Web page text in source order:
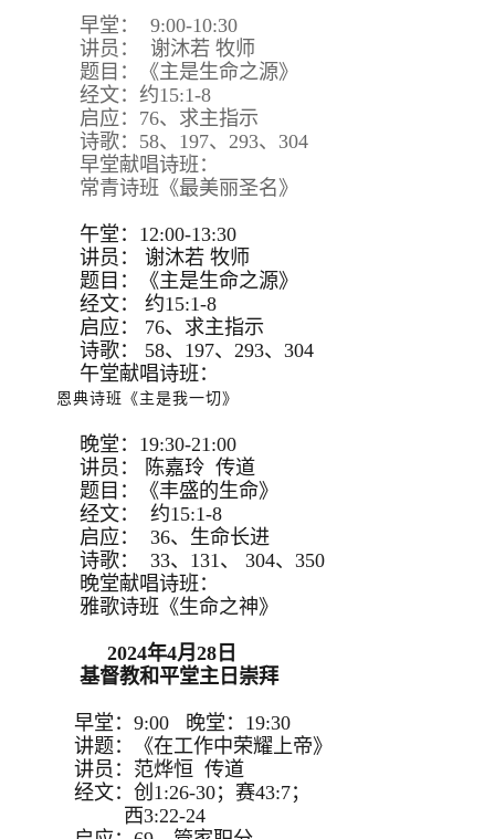
早堂： 9:00-10:30
讲员： 谢沐若 牧师
题目：《主是生命之源》
经文：约15:1-8
启应：76、求主指示
诗歌：58、197、293、304
早堂献唱诗班：
常青诗班《最美丽圣名》
午堂：12:00-13:30
讲员：
谢沐若 牧师
题目：
《主是生命之源》
经文：
约15:1-8
启应：
76、求主指示
诗歌：
58、197、293、 304
午堂献唱诗班：
恩典诗班《主是我一切》
晚堂：19:30-21:00
讲员： 陈嘉玲 传道
题目：《丰盛的生命》
经文： 约15:1-8
启应： 36、生命长进
诗歌： 33、131、 304、350
晚堂献唱诗班：
雅歌诗班《生命之神》
2024年4月28日
基督教和平堂主日崇拜
早堂：9:00 晚堂：19:30
讲题：《在工作中荣耀上帝》
讲员：范烨恒 传道
经文：创1:26-30；赛43:7；
西3:22-24